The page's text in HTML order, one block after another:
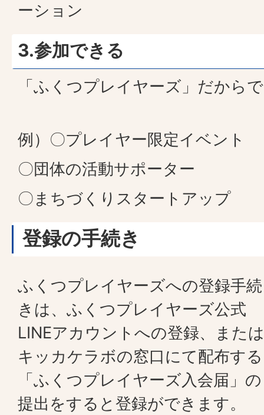
ーション
3.参加できる
「ふくつプレイヤーズ」だから
例）〇プレイヤー限定イベント
〇団体の活動サポーター
〇まちづくりスタートアップ
登録の手続き
ふくつプレイヤーズへの登録手続
きは、ふくつプレイヤーズ公式
LINEアカウントへの登録、または
キッカケラボの窓口にて配布する
「ふくつプレイヤーズ入会届」の
提出をすると登録ができます。